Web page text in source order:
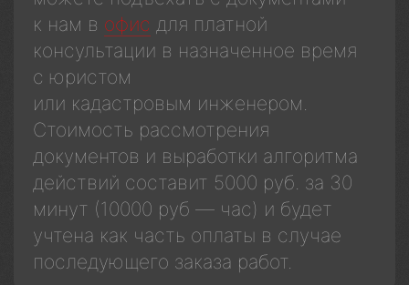
к нам в офис для платной
консультации в назначенное время
с юристом
или кадастровым инженером.
Стоимость рассмотрения
документов и выработки алгоритма
действий составит 5000 руб. за 30
минут (10000 руб — час) и будет
учтена как часть оплаты в случае
последующего заказа работ.